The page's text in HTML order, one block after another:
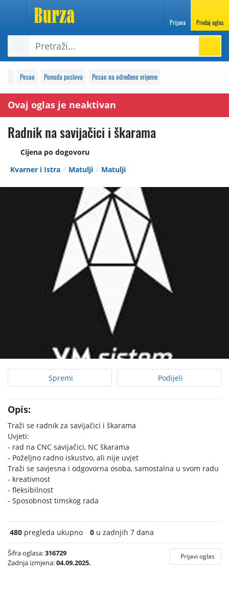
Prijava Predaj oglas
Posao Ponuda poslova Posao na određeno vrijeme
Ovaj oglas je neaktivan
Radnik na savijačici i škarama
Cijena po dogovoru
Kvarner i Istra
Matulji Matulji
Spremi Podijeli
Opis:
Traži se radnik za savijačici i škarama
Uvjeti:
- rad na CNC savijačici, NC škarama
- Poželjno radno iskustvo, ali nije uvjet
Traži se savjesna i odgovorna osoba, samostalna u svom radu
- kreativnost
- fleksibilnost
- Sposobnost timskog rada
480 pregleda ukupno 0 u zadnjih 7 dana
Šifra oglasa:316729
Zadnja izmjena:04.09.2025.
Prijavi oglas